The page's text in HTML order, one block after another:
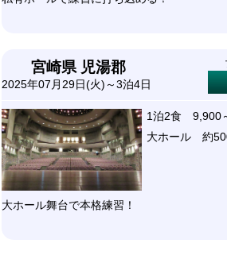
宮崎県 児湯郡
2025年07月29日(火)～3泊4日
1泊2食 9,900
大ホール 約
大ホール舞台で本格練習！